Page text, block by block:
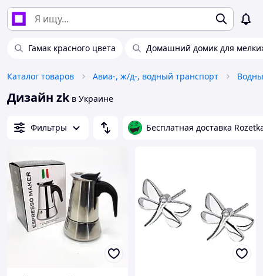
Гамак красного цвета Домашний домик для
Каталог товаров Авиа-, ж/д-, водный транспорт
Дизайн zkв Украине
Фильтры Бесплатная доставка